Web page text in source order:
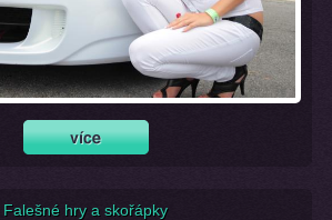
Falešné hry a skořápky